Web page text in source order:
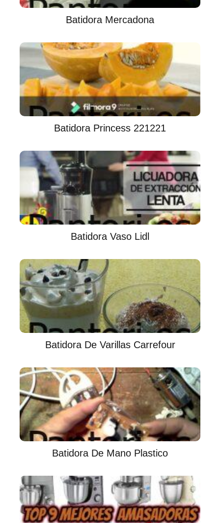
Batidora Mercadona
Batidora Princess 221221
Batidora Vaso Lidl
Batidora De Varillas Carrefour
Batidora De Mano Plastico